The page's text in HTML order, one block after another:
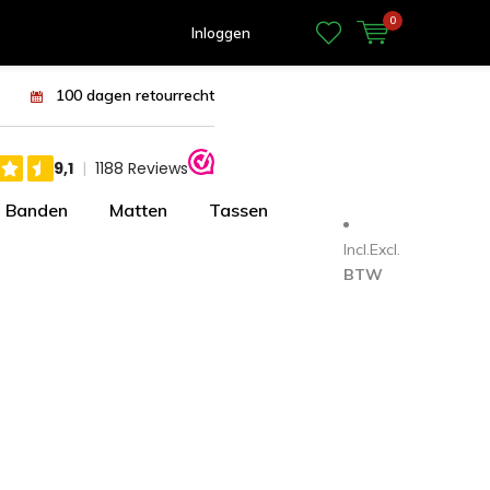
Inloggen
0
100 dagen retourrecht
Banden Matten Tassen
Incl.Excl.
BTW